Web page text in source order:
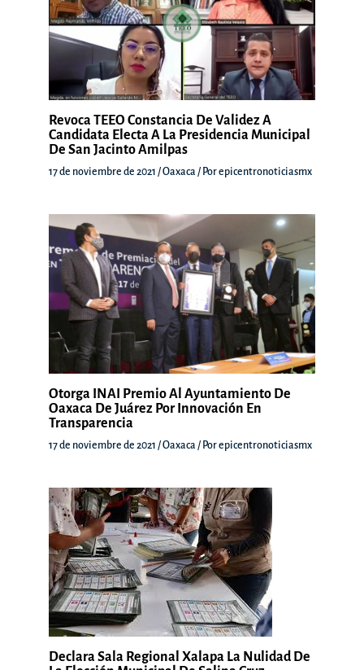
Revoca TEEO Constancia De Validez A
Candidata Electa A La Presidencia Municipal
De San Jacinto Amilpas
17 de noviembre de 2021 /Oaxaca / Porepicentronoticiasmx
Otorga INAI Premio Al Ayuntamiento De
Oaxaca De Juárez Por Innovación En
Transparencia
17 de noviembre de 2021 /Oaxaca / Porepicentronoticiasmx
Declara Sala Regional Xalapa La Nulidad De